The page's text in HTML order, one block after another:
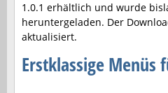
1.0.1 erhältlich und wurde
heruntergeladen. Der
aktualisiert.
Erstklassige Menüs